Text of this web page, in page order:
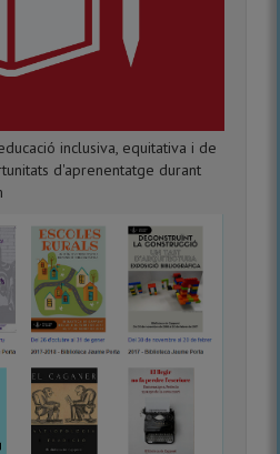
inclusiva, equitativa i de
d'aprenentatge durant